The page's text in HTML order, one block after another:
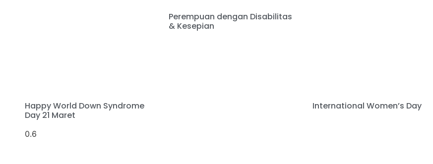
Happy World Down Syndrome
Day 21 Maret
Perempuan dengan Disabilitas
& Kesepian
International Women’s Day